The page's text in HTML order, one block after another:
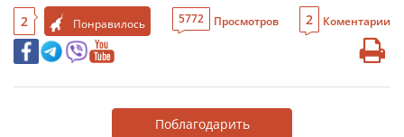
2 Понравилось 5772 Просмотров 2 Коментарии
Поблагодарить